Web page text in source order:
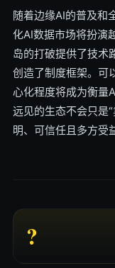
随着边缘AI的普及和
化AI数据市场将扮演
岛的打破提供了技术
创造了制度框架。可
心化程度将成为衡量
远见的生态不会只是
明、可信任且多方受
?